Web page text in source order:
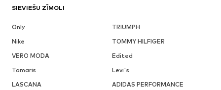
SIEVIEŠU ZĪMOLI
Only
TRIUMPH
Nike
TOMMY HILFIGER
VERO MODA
Edited
Tamaris
Levi's
LASCANA
ADIDAS PERFORMANCE